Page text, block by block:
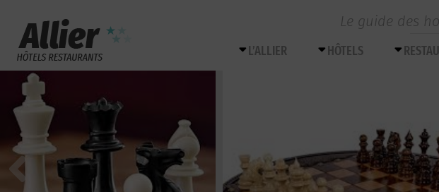
Le guide des
L’ALLIER HÔTELS